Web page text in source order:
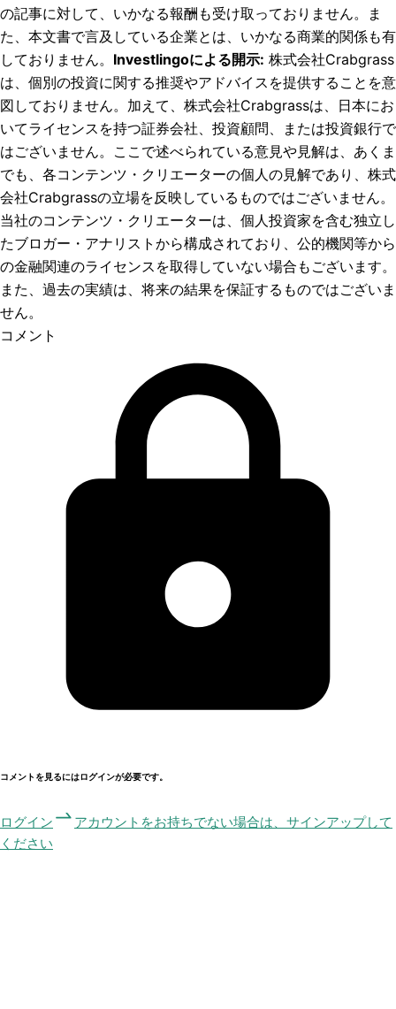
の記事に対して、いかなる報酬も受け取っておりません。ま
た、本文書で言及している企業とは、いかなる商業的関係も有
しておりません。 Investlingoによる開示: 株式会社Crabgrass
は、個別の投資に関する推奨やアドバイスを提供することを意
図しておりません。加えて、株式会社Crabgrassは、日本にお
いてライセンスを持つ証券会社、投資顧問、または投資銀行で
はございません。ここで述べられている意見や見解は、あくま
でも、各コンテンツ・クリエーターの個人の見解であり、株式
会社Crabgrassの立場を反映しているものではございません。
当社のコンテンツ・クリエーターは、個人投資家を含む独立し
たブロガー・アナリストから構成されており、公的機関等から
の金融関連のライセンスを取得していない場合もございます。
また、過去の実績は、将来の結果を保証するものではございま
せん。
コメント
コメントを見るにはログインが必要です。
ログイン
アカウントをお持ちでない場合は、サインアップして
ください